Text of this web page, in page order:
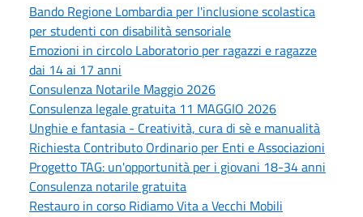
Bando Regione Lombardia per l'inclusione scolastica
per studenti con disabilità sensoriale
Emozioni in circolo Laboratorio per ragazzi e ragazze
dai 14 ai 17 anni
Consulenza Notarile Maggio 2026
Consulenza legale gratuita 11 MAGGIO 2026
Unghie e fantasia - Creatività, cura di sè e manualità
Richiesta Contributo Ordinario per Enti e Associazioni
Progetto TAG: un'opportunità per i giovani 18-34 anni
Consulenza notarile gratuita
Restauro in corso Ridiamo Vita a Vecchi Mobili